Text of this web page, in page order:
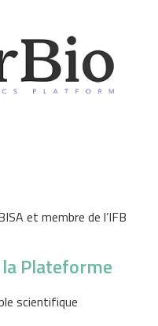
et membre de l’IFB
Plateforme
scientifique